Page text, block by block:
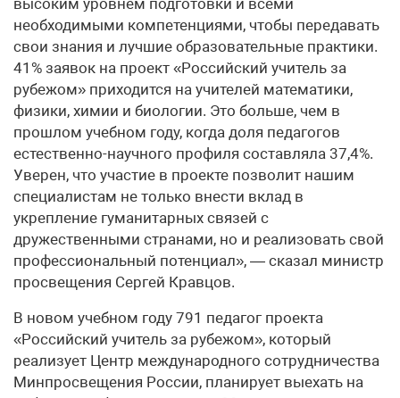
необходимыми компетенциями, чтобы передавать
свои знания и лучшие образовательные практики.
41% заявок на проект «Российский учитель за
рубежом» приходится на учителей математики,
физики, химии и биологии. Это больше, чем в
прошлом учебном году, когда доля педагогов
естественно-научного профиля составляла 37,4%.
Уверен, что участие в проекте позволит нашим
специалистам не только внести вклад в
укрепление гуманитарных связей с
дружественными странами, но и реализовать свой
профессиональный потенциал», — сказал министр
просвещения Сергей Кравцов.
В новом учебном году 791 педагог проекта
«Российский учитель за рубежом», который
реализует Центр международного сотрудничества
Минпросвещения России, планирует выехать на